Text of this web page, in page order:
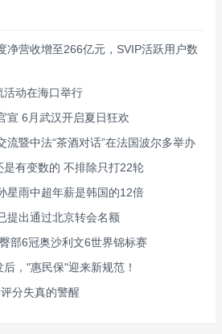
净营收增至266亿元，SVIP活跃用户数
活动在海口举行
宣 6月武汉开启夏日狂欢
流暨中法“茶酒对话”在法国波尔多举办
是有变数的 不排除只打22轮
星雨中超年薪是韩国的12倍
提出通过北京转会名额
部6冠奥沙利文6世界锦标赛
，"惠民保"迎来新规范！
分失真的警醒